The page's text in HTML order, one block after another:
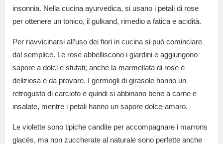
insonnia. Nella cucina ayurvedica, si usano i petali di rose
per ottenere un tonico, il gulkand, rimedio a fatica e acidità.
Per riavvicinarsi all’uso dei fiori in cucina si può cominciare
dal semplice. Le rose abbelliscono i giardini e aggiungono
sapore a dolci e stufati; anche la marmellata di rose è
deliziosa e da provare. I germogli di girasole hanno un
retrogusto di carciofo e quindi si abbinano bene a carne e
insalate, mentre i petali hanno un sapore dolce-amaro.
Le violette sono tipiche candite per accompagnare i marrons
glacés, ma non zuccherate al naturale sono perfette anche